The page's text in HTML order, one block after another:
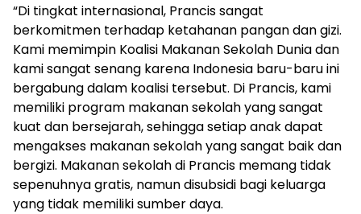
“Di tingkat internasional, Prancis sangat
berkomitmen terhadap ketahanan pangan dan gizi.
Kami memimpin Koalisi Makanan Sekolah Dunia dan
kami sangat senang karena Indonesia baru-baru ini
bergabung dalam koalisi tersebut. Di Prancis, kami
memiliki program makanan sekolah yang sangat
kuat dan bersejarah, sehingga setiap anak dapat
mengakses makanan sekolah yang sangat baik dan
bergizi. Makanan sekolah di Prancis memang tidak
sepenuhnya gratis, namun disubsidi bagi keluarga
yang tidak memiliki sumber daya.